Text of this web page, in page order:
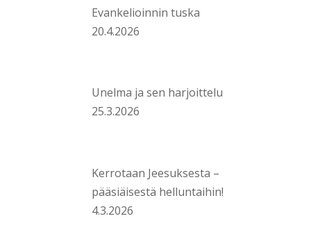
Evankelioinnin tuska
20.4.2026
Unelma ja sen harjoittelu
25.3.2026
Kerrotaan Jeesuksesta –
pääsiäisestä helluntaihin!
4.3.2026